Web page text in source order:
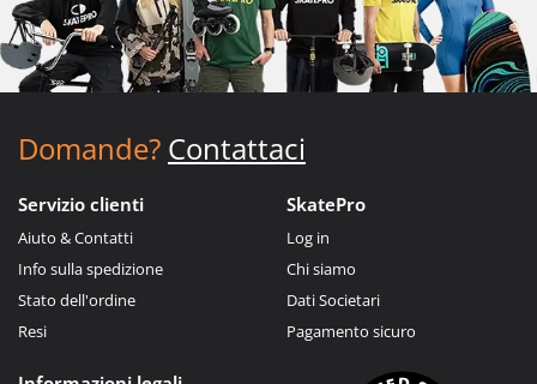
Domande? Contattaci
Servizio clienti
Aiuto & Contatti
Info sulla spedizione
Stato dell'ordine
Resi
SkatePro
Log in
Chi siamo
Dati Societari
Pagamento sicuro